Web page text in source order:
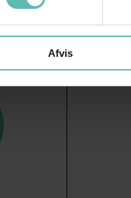
Afvis